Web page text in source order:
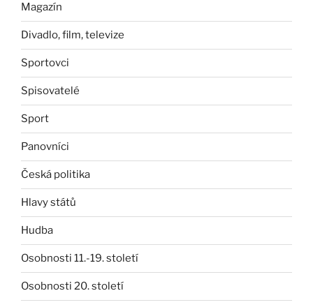
Magazín
Divadlo, film, televize
Sportovci
Spisovatelé
Sport
Panovníci
Česká politika
Hlavy států
Hudba
Osobnosti 11.-19. století
Osobnosti 20. století